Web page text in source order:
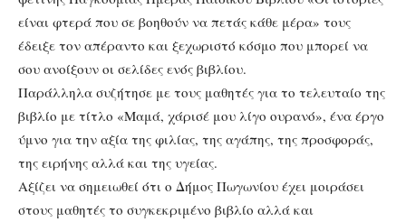
είναι φτερά που σε βοηθούν να πετάς κάθε μέρα» τους
έδειξε τον απέραντο και ξεχωριστό κόσμο που μπορεί να
σου ανοίξουν οι σελίδες ενός βιβλίου.
Παράλληλα συζήτησε με τους μαθητές για το τελευταίο της
βιβλίο με τίτλο «Μαμά, χάρισέ μου λίγο ουρανό», ένα έργο
ύμνο για την αξία της φιλίας, της αγάπης, της προσφοράς,
της ειρήνης αλλά και της υγείας.
Αξίζει να σημειωθεί ότι ο Δήμος Πωγωνίου έχει μοιράσει
στους μαθητές το συγκεκριμένο βιβλίο αλλά και